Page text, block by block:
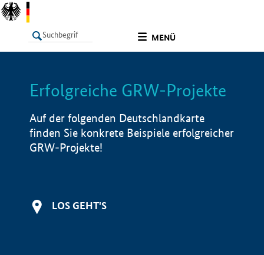
MENÜ
LISTE Info
Erfolgreiche GRW-Projekte
Auf der folgenden Deutschlandkarte
finden Sie konkrete Beispiele erfolgreicher
GRW-Projekte!
LOS GEHT'S